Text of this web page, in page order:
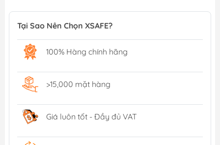
Tại Sao Nên Chọn XSAFE?
100% Hàng chính hãng
>15,000 mặt hàng
Giá luôn tốt - Đầy đủ VAT